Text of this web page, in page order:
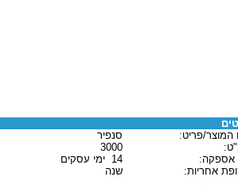
פריט:
סנפיר
3000
אספקה:
14 ימי עסקים
אחריות:
שנה